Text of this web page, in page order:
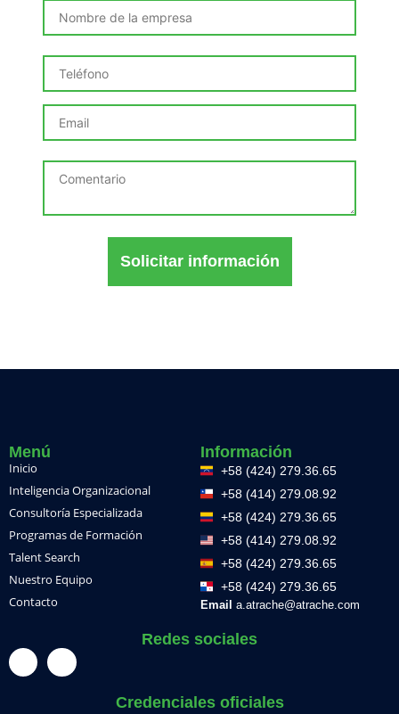
Solicitar información
Menú
Inicio
Inteligencia Organizacional
Consultoría Especializada
Programas de Formación
Talent Search
Nuestro Equipo
Contacto
Información
+58 (424) 279.36.65
+58 (414) 279.08.92
+58 (424) 279.36.65
+58 (414) 279.08.92
+58 (424) 279.36.65
+58 (424) 279.36.65
Emaila.atrache@atrache.com
Redes sociales
Credenciales oficiales